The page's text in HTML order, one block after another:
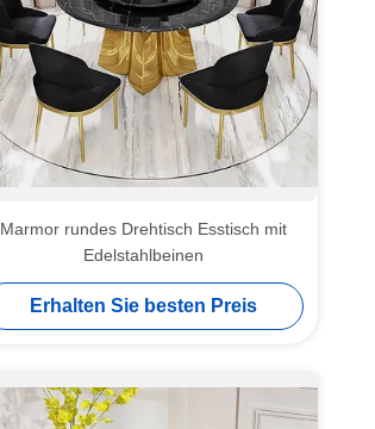
Marmor rundes Drehtisch Esstisch mit
Edelstahlbeinen
Erhalten Sie besten Preis